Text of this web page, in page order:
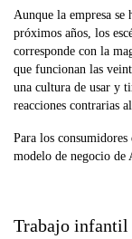
Aunque la empresa se
próximos años, los
corresponde con la
que funcionan las
una cultura de usar y
reacciones contrarias
Para los
modelo de negocio de
Trabajo infantil